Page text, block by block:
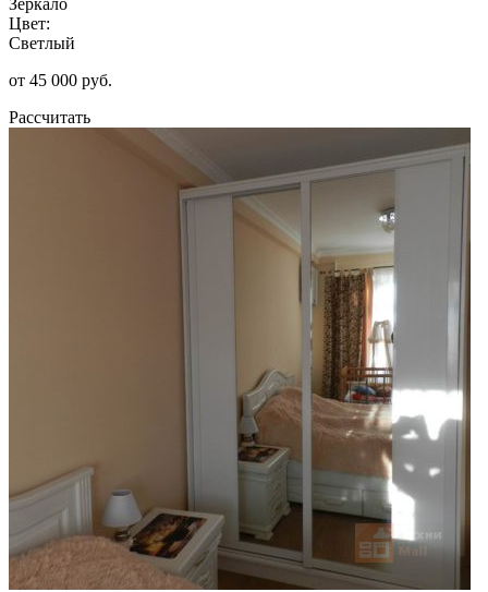
Цвет:
Светлый
от 45 000 руб.
Рассчитать